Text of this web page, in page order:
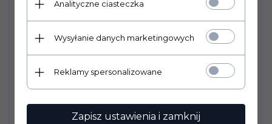
Analityczne ciasteczka
Wysyłanie danych marketingowych
Reklamy spersonalizowane
Zapisz ustawienia i zamknij